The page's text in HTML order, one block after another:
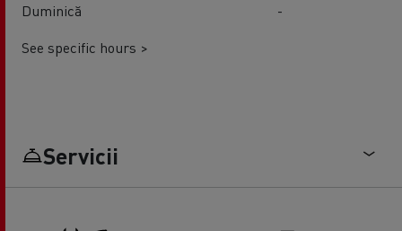
Duminică
-
See specific hours >
Servicii